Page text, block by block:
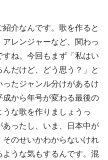
介なんです。歌を作ると
レンジャーなど、関わっ
ね。今回もまず「私はい
だけど、どう思う？」と
たジャンル分けがあるけ
から年号が変わる最後の
な歌を作りましょうっ
ったし、いま、日本中が
のせいかわからないけれ
うな気もするんです。混